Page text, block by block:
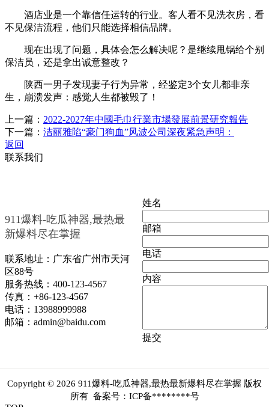
酒店业是一个靠信任运转的行业。客人看不见洗衣房，看
不见保洁流程，他们只能选择相信品牌。
现在出现了问题，具体会怎么解决呢？是继续甩锅给个别
保洁员，还是拿出诚意整改？
陕西一男子发现妻子行为异常，经鉴定3个女儿都非亲
生，崩溃发声：感觉人生都被毁了！
上一篇： 2022-2027年中國毛巾行業市場發展前景研究報告
下一篇： 洁丽雅陷“豪门狗血”风波公司深夜紧急声明：
返回
联系我们
911爆料-吃瓜神器,最热最
新爆料尽在掌握
联系地址：广东省广州市天河
区88号
服务热线：400-123-4567
传真：+86-123-4567
电话：13988999988
邮箱：admin@baidu.com
姓名
邮箱
电话
内容
提交
Copyright © 2026 911爆料-吃瓜神器,最热最新爆料尽在掌握 版权
所有 备案号：ICP备********号